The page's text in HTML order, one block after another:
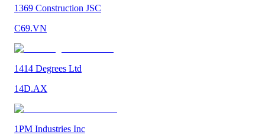
1369 Construction JSC
C69.VN
1414 Degrees Ltd
14D.AX
1PM Industries Inc